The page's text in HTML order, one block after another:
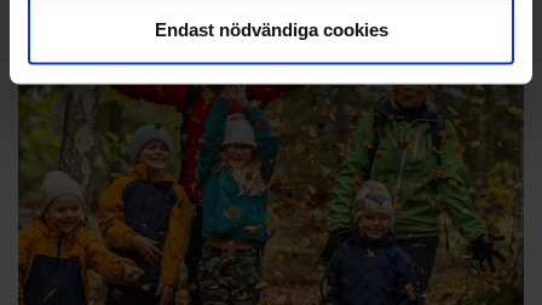
Endast nödvändiga cookies